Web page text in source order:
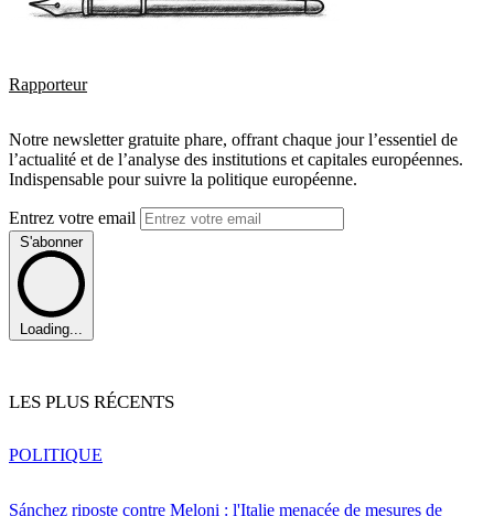
Rapporteur
Notre newsletter gratuite phare, offrant chaque jour l’essentiel de
l’actualité et de l’analyse des institutions et capitales européennes.
Indispensable pour suivre la politique européenne.
Entrez votre email
S'abonner
Loading...
LES PLUS RÉCENTS
Sánchez riposte contre Meloni : l'Italie menacée de mesures de
POLITIQUE